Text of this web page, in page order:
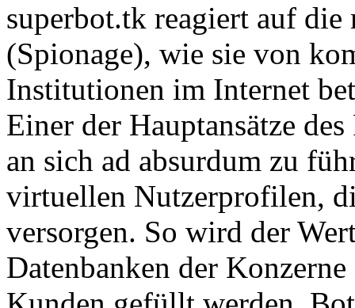
superbot.tk reagiert auf die
(Spionage), wie sie von
Institutionen im Internet
Einer der Hauptansätze
an sich ad absurdum zu
virtuellen Nutzerprofilen,
versorgen. So wird der
Datenbanken der